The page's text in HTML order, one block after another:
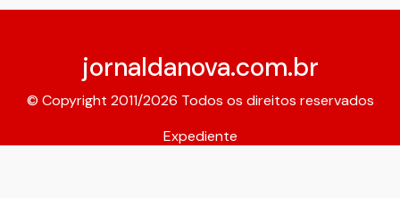
jornaldanova.com.br
© Copyright 2011/2026 Todos os direitos reservados
Expediente